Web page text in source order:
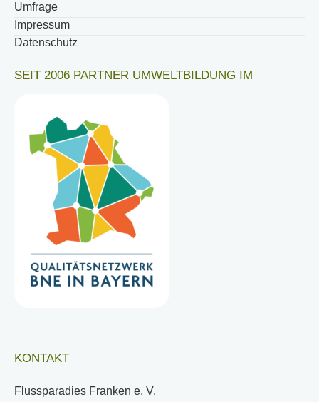
Umfrage
Impressum
Datenschutz
SEIT 2006 PARTNER UMWELTBILDUNG IM
KONTAKT
Flussparadies Franken e. V.